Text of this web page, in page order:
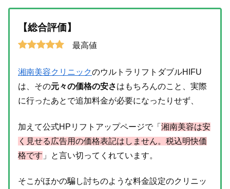
【総合評価】
最高値
湘南美容クリニックのウルトラリフトダブルHIFU
は、その元々の価格の安さはもちろんのこと、実際
に行ったあとで追加料金が必要になったりせず、
加えて公式HPリフトアップページで「 湘南美容は安
く見せる広告用の価格表記はしません。税込明快価
格です 」と言い切ってくれています。
そこがほかの騙し討ちのような料金設定のクリニッ